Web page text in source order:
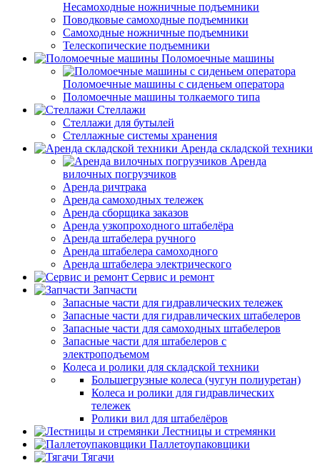
Несамоходные ножничные подъемники
Поводковые самоходные подъемники
Самоходные ножничные подъемники
Телескопические подъемники
Поломоечные машины
Поломоечные машины с сиденьем оператора
Поломоечные машины толкаемого типа
Стеллажи
Стеллажи для бутылей
Стеллажные системы хранения
Аренда складской техники
Аренда
вилочных погрузчиков
Аренда ричтрака
Аренда самоходных тележек
Аренда сборщика заказов
Аренда узкопроходного штабелёра
Аренда штабелера ручного
Аренда штабелера самоходного
Аренда штабелера электрического
Сервис и ремонт
Запчасти
Запасные части для гидравлических тележек
Запасные части для гидравлических штабелеров
Запасные части для самоходных штабелеров
Запасные части для штабелеров с
электроподъемом
Колеса и ролики для складской техники
Большегрузные колеса (чугун полиуретан)
Колеса и ролики для гидравлических
тележек
Ролики вил для штабелёров
Лестницы и стремянки
Паллетоупаковщики
Тягачи